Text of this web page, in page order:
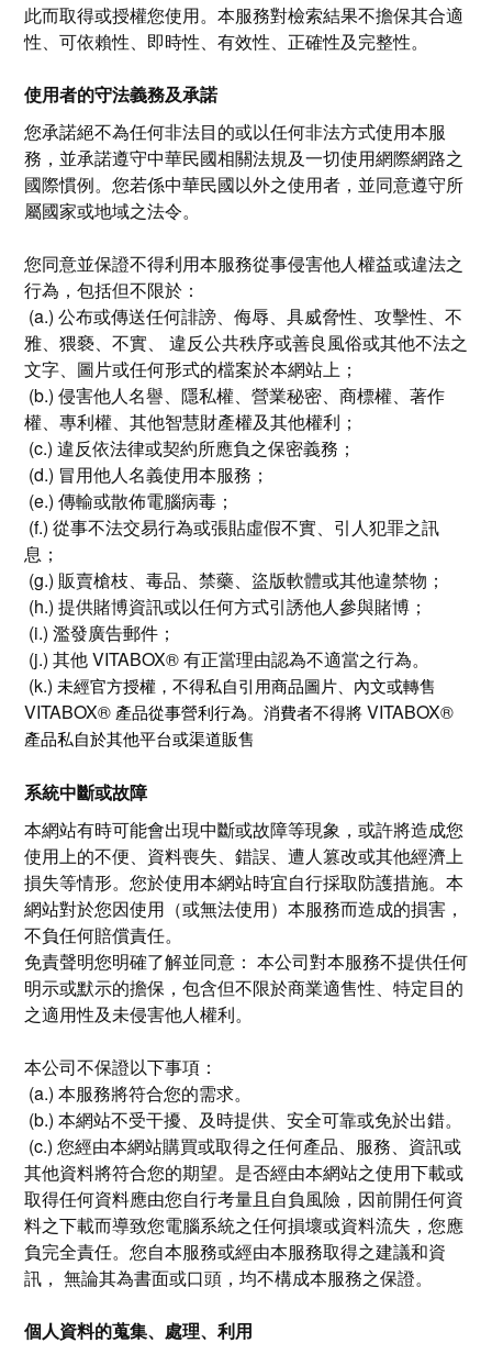
此而取得或授權您使用。本服務對檢索結果不擔保其合適
性、可依賴性、即時性、有效性、正確性及完整性。
使用者的守法義務及承諾
您承諾絕不為任何非法目的或以任何非法方式使用本服
務，並承諾遵守中華民國相關法規及一切使用網際網路之
國際慣例。您若係中華民國以外之使用者，並同意遵守所
屬國家或地域之法令。
您同意並保證不得利用本服務從事侵害他人權益或違法之
行為，包括但不限於：
(a.) 公布或傳送任何誹謗、侮辱、具威脅性、攻擊性、不
雅、猥褻、不實、 違反公共秩序或善良風俗或其他不法之
文字、圖片或任何形式的檔案於本網站上；
(b.) 侵害他人名譽、隱私權、營業秘密、商標權、著作
權、專利權、其他智慧財產權及其他權利；
(c.) 違反依法律或契約所應負之保密義務；
(d.) 冒用他人名義使用本服務；
(e.) 傳輸或散佈電腦病毒；
(f.) 從事不法交易行為或張貼虛假不實、引人犯罪之訊
息；
(g.) 販賣槍枝、毒品、禁藥、盜版軟體或其他違禁物；
(h.) 提供賭博資訊或以任何方式引誘他人參與賭博；
(i.) 濫發廣告郵件；
(j.) 其他 VITABOX® 有正當理由認為不適當之行為。
(k.) 未經官方授權，不得私自引用商品圖片、內文或轉售
VITABOX® 產品從事營利行為。消費者不得將VITABOX®
產品私自於其他平台或渠道販售
系統中斷或故障
本網站有時可能會出現中斷或故障等現象，或許將造成您
使用上的不便、資料喪失、錯誤、遭人篡改或其他經濟上
損失等情形。您於使用本網站時宜自行採取防護措施。本
網站對於您因使用（或無法使用）本服務而造成的損害，
不負任何賠償責任。
​免責聲明您明確了解並同意： 本公司對本服務不提供任何
明示或默示的擔保，包含但不限於商業適售性、特定目的
之適用性及未侵害他人權利。
本公司不保證以下事項：
(a.) 本服務將符合您的需求。
(b.) 本網站不受干擾、及時提供、安全可靠或免於出錯。
(c.) 您經由本網站購買或取得之任何產品、服務、資訊或
其他資料將符合您的期望。是否經由本網站之使用下載或
取得任何資料應由您自行考量且自負風險，因前開任何資
料之下載而導致您電腦系統之任何損壞或資料流失，您應
負完全責任。您自本服務或經由本服務取得之建議和資
訊， 無論其為書面或口頭，均不構成本服務之保證。
個人資料的蒐集、處理、利用